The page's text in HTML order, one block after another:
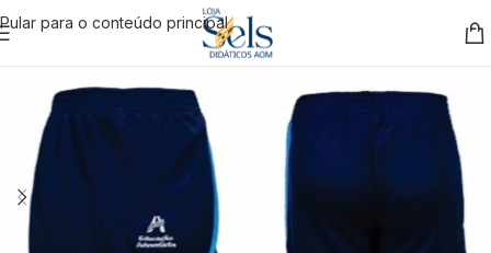
Pular para o conteúdo principal